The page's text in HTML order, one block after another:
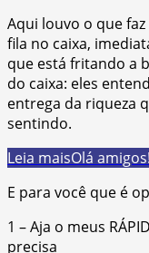
Aqui louvo o que faz
fila no caixa,
que está fritando a
do caixa: eles
entrega da riqueza
sentindo.
Leia maisOlá amigos!
E para você que é
1 – Aja o meus
precisa